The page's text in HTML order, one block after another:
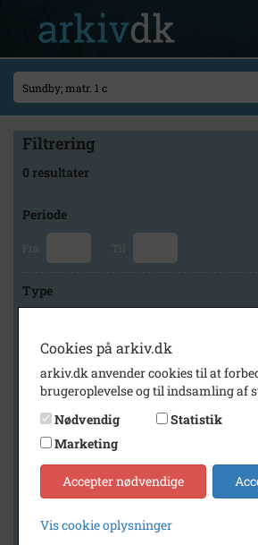
Filtrering
0 resultater
Periode
Fra Til
Type
Arkiv
Toreby Sogns Arkiv
Generelt
Cookies på arkiv.dk
arkiv.dk anvender cookies til at
brugeroplevelse og til indsamling af
Nødvendig
Statistik
Marketing
Accepter nødvendige
Vis cookie oplysninger